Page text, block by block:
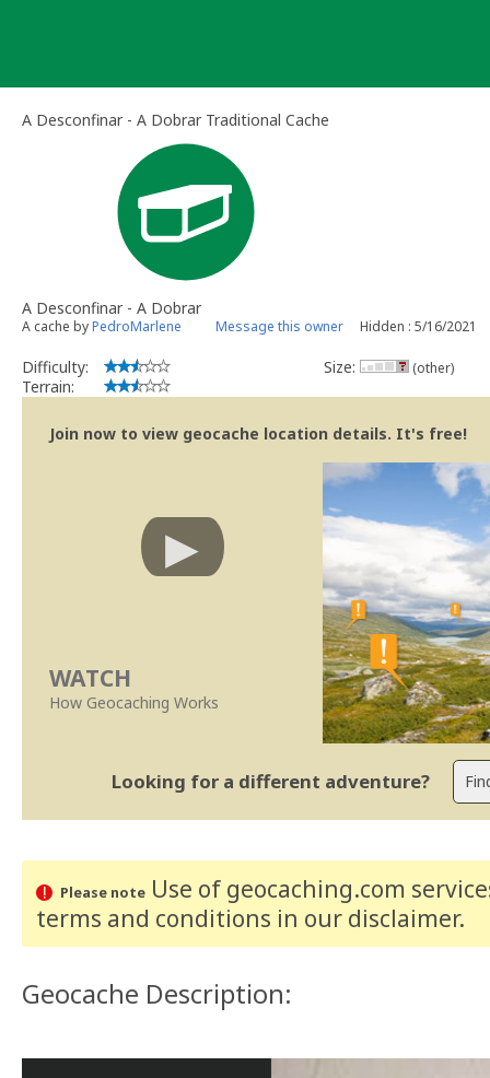
A Desconfinar - A Dobrar Traditional Cache
A Desconfinar - A Dobrar
A cache byPedroMarlene Message this owner Hidden : 5/16/2021
Difficulty:
Terrain:
Size: (other)
Join now to view geocache location details. It's free!
WATCH
How Geocaching Works
Looking for a different adventure?
Please noteUse of geocaching.com
terms and conditions in our disclaimer.
Geocache Description: